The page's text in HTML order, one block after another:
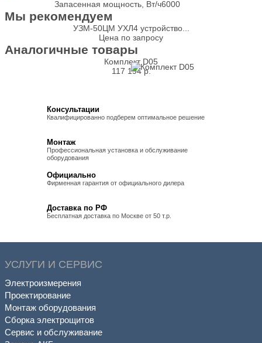
Запасенная мощность, Вт/ч6000
Мы рекомендуем
УЗМ-50ЦМ УХЛ4 устройство...
Цена по запросу
Аналогичные товары
Комплект D05
117 194р.
Консультации
Квалифицированно подберем оптимальное решение
Монтаж
Профессиональная установка и обслуживание
оборудования
Официально
Фирменная гарантия от официального дилера
Доставка по РФ
Бесплатная доставка по Москве от 50 т.р.
УСЛУГИ И СЕРВИС
Электроизмерения
Проектирование
Монтаж оборудования
Сборка электрощитов
Сервис и обслуживание